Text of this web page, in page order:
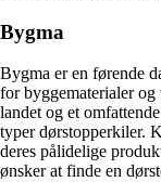
Bygma
Bygma er en førende
for byggematerialer
landet og et
typer dørstopperkiler.
deres pålidelige
ønsker at finde en